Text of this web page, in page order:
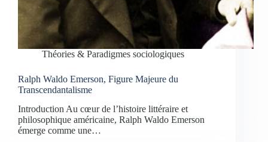
Théories & Paradigmes sociologiques
Ralph Waldo Emerson, Figure Majeure du
Transcendantalisme
Introduction Au cœur de l’histoire littéraire et
philosophique américaine, Ralph Waldo Emerson
émerge comme une…